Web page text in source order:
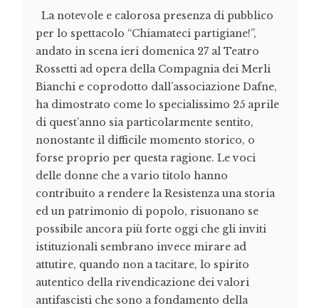
La notevole e calorosa presenza di pubblico
per lo spettacolo “Chiamateci partigiane!”,
andato in scena ieri domenica 27 al Teatro
Rossetti ad opera della Compagnia dei Merli
Bianchi e coprodotto dall’associazione Dafne,
ha dimostrato come lo specialissimo 25 aprile
di quest’anno sia particolarmente sentito,
nonostante il difficile momento storico, o
forse proprio per questa ragione. Le voci
delle donne che a vario titolo hanno
contribuito a rendere la Resistenza una storia
ed un patrimonio di popolo, risuonano se
possibile ancora più forte oggi che gli inviti
istituzionali sembrano invece mirare ad
attutire, quando non a tacitare, lo spirito
autentico della rivendicazione dei valori
antifascisti che sono a fondamento della